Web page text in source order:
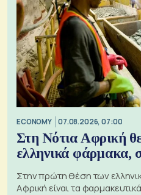
ECONOMY 07.08.2026, 07:00
Στη Νότια Αφρική
ελληνικά φάρμακα,
Στην πρώτη θέση των
Αφρική είναι τα